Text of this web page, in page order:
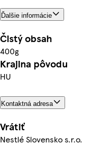
Ďalšie informácie
Čistý obsah
400g
Krajina pôvodu
HU
Kontaktná adresa
Vrátiť
Nestlé Slovensko s.r.o.